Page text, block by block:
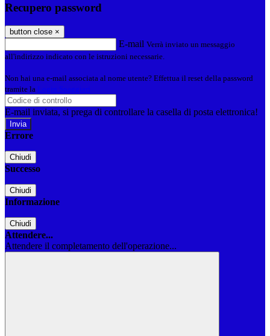
Recupero password
button close ×
E-mail Verrà inviato un messaggio
all'indirizzo indicato con le istruzioni necessarie.
Non hai una e-mail associata al nome utente? Effettua il reset della password
tramite la Login Spaggiari
E-mail inviata, si prega di controllare la casella di posta elettronica!
Errore
Chiudi
Successo
Chiudi
Informazione
Chiudi
Attendere...
Attendere il completamento dell'operazione...